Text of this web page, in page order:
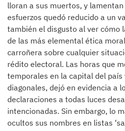
lloran a sus muertos, y
esfuerzos quedó reducido a un
también el disgusto al ver cómo
de las más elemental ética
carroñera sobre cualquier
rédito electoral. Las horas que
temporales en la capital del país
diagonales, dejó en evidencia a
declaraciones a todas luces
intencionadas. Sin embargo, lo
ocultos sus nombres en listas